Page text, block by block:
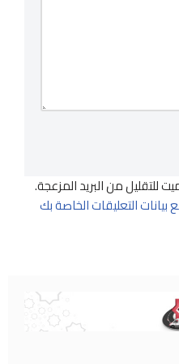
من البريد المزعجة.
التعليقات الخاصة بك